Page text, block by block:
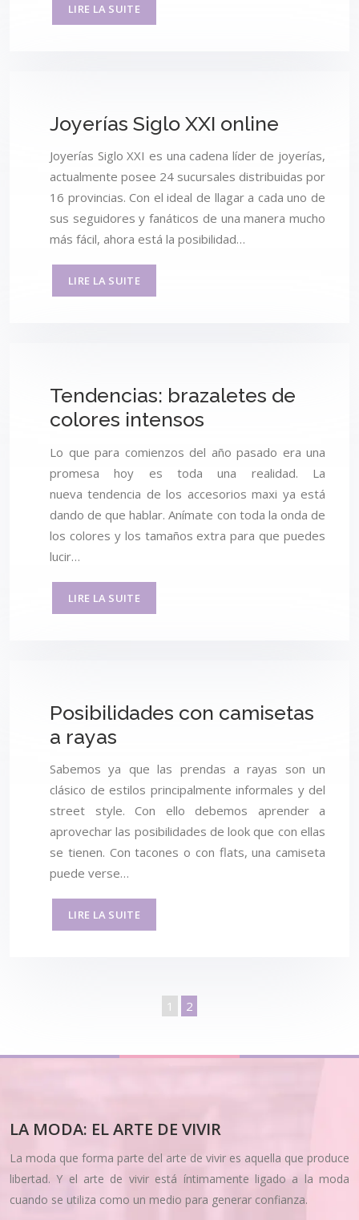
LIRE LA SUITE
Joyerías Siglo XXI online
Joyerías Siglo XXI es una cadena líder de joyerías,
actualmente posee 24 sucursales distribuidas por
16 provincias. Con el ideal de llagar a cada uno de
sus seguidores y fanáticos de una manera mucho
más fácil, ahora está la posibilidad…
LIRE LA SUITE
Tendencias: brazaletes de
colores intensos
Lo que para comienzos del año pasado era una
promesa hoy es toda una realidad. La
nueva tendencia de los accesorios maxi ya está
dando de que hablar. Anímate con toda la onda de
los colores y los tamaños extra para que puedes
lucir…
LIRE LA SUITE
Posibilidades con camisetas
a rayas
Sabemos ya que las prendas a rayas son un
clásico de estilos principalmente informales y del
street style. Con ello debemos aprender a
aprovechar las posibilidades de look que con ellas
se tienen. Con tacones o con flats, una camiseta
puede verse…
LIRE LA SUITE
1 2
LA MODA: EL ARTE DE VIVIR
La moda que forma parte del arte de vivir es aquella que produce
libertad. Y el arte de vivir está íntimamente ligado a la moda
cuando se utiliza como un medio para generar confianza.